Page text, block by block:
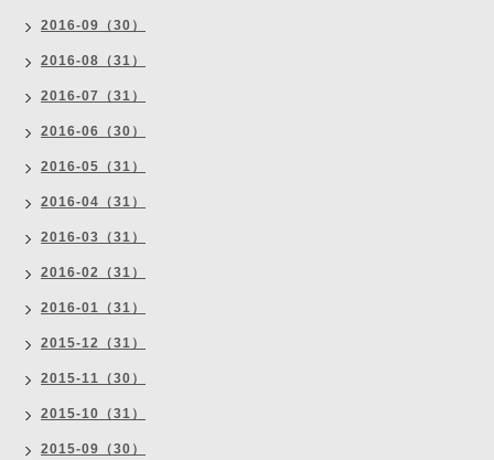
2016-09（30）
2016-08（31）
2016-07（31）
2016-06（30）
2016-05（31）
2016-04（31）
2016-03（31）
2016-02（31）
2016-01（31）
2015-12（31）
2015-11（30）
2015-10（31）
2015-09（30）